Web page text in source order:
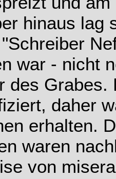
hinaus lag
war - nicht
des Grabes.
daher
erhalten.
waren
von